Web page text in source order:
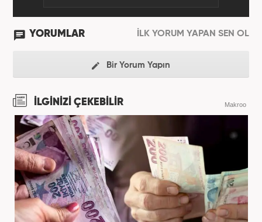
YORUMLAR İLK YORUM YAPAN SEN OL
Bir Yorum Yapın
İLGİNİZİ ÇEKEBİLİR Makroo